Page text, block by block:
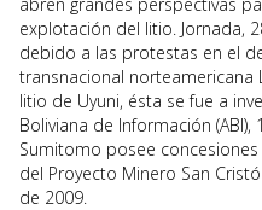
explotación del litio. Jornada,
debido a las protestas en el
transnacional norteamericana
litio de Uyuni, ésta se fue a
Boliviana de Información
Sumitomo posee
del Proyecto Minero San
de 2009.